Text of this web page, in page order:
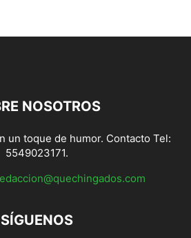
NOSOTROS
un toque de humor. Contacto Tel:
5549023171.
SÍGUENOS